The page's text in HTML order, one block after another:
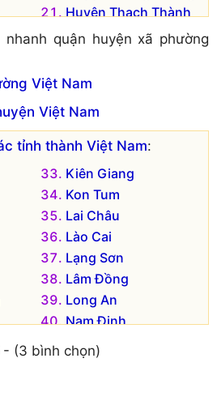
Huyện Thạch Thành
Huyện Thiệu Hóa
Huyện Thường Xuân
Huyện Vĩnh Lộc
Huyện Yên Định
quận huyện xã phường
Việt Nam
Việt Nam
tỉnh thành Việt Nam:
Kiên Giang
Kon Tum
Lai Châu
Lào Cai
Lạng Sơn
Lâm Đồng
Long An
Nam Định
Nghệ An
Ninh Bình
- (3 bình chọn)